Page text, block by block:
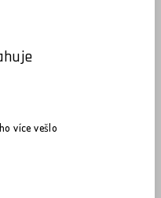
více vešlo